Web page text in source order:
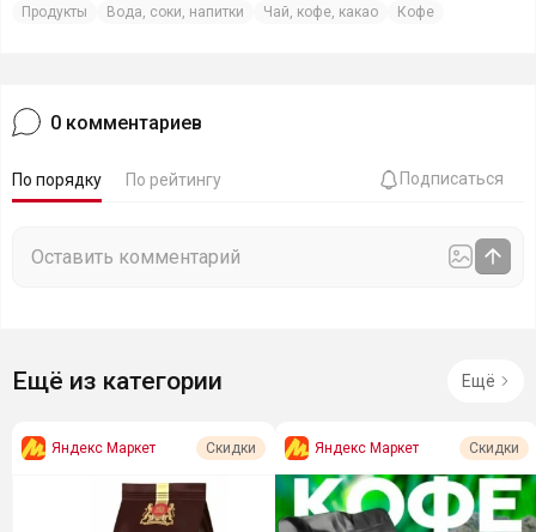
Продукты Вода, соки, напитки Чай, кофе, какао Кофе
0 комментариев
По порядку По рейтингу Подписаться
Ещё из категории Ещё
Яндекс Маркет Скидки Яндекс Маркет Скидки